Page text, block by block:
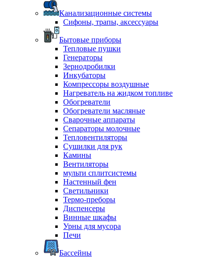
Канализационные системы
Сифоны, трапы, аксессуары
Бытовые приборы
Тепловые пушки
Генераторы
Зернодробилки
Инкубаторы
Компрессоры воздушные
Нагреватель на жидком топливе
Обогреватели
Обогреватели масляные
Сварочные аппараты
Сепараторы молочные
Тепловентиляторы
Сушилки для рук
Камины
Вентиляторы
мульти сплитсистемы
Настенный фен
Светильники
Термо-преборы
Диспенсеры
Винные шкафы
Урны для мусора
Печи
Бассейны